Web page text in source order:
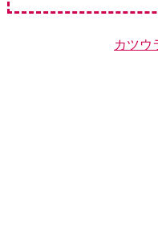
カツウ